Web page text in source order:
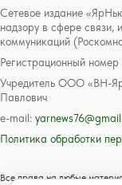
Сетевое издание
надзору в сфере связи,
коммуникаций
Регистрационный
Учредитель ООО «ВН-
Павлович
e-mail:
Политика обработки
Все права на любые